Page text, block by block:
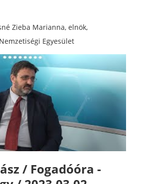
Zieba Marianna, elnök,
Egyesület
/ Fogadóóra -